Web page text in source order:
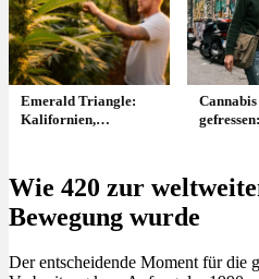
Emerald Triangle:
Kalifornien,
Weedland USA Folge
1
Wie 420 zur
Bewegung wurde
Der entscheidende Moment für die